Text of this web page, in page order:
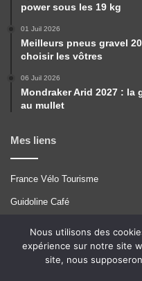
power sous les 19 kg
01 Juil 2026
Meilleurs pneus gravel
choisir les vôtres
06 Juil 2026
Mondraker Arid 2027 : la
au mullet
Mes liens
France Vélo Tourisme
Guidoline Café
Tcrouzet
Nous utilisons des
expérience sur notre site
site, nous